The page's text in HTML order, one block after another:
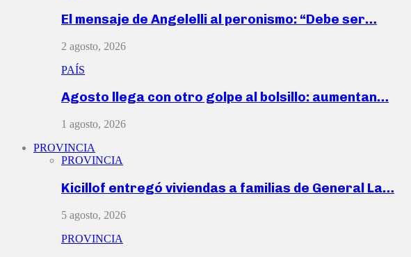
El mensaje de Angelelli al peronismo: “Debe ser…
2 agosto, 2026
PAÍS
Agosto llega con otro golpe al bolsillo: aumentan…
1 agosto, 2026
PROVINCIA
PROVINCIA
Kicillof entregó viviendas a familias de General La…
5 agosto, 2026
PROVINCIA